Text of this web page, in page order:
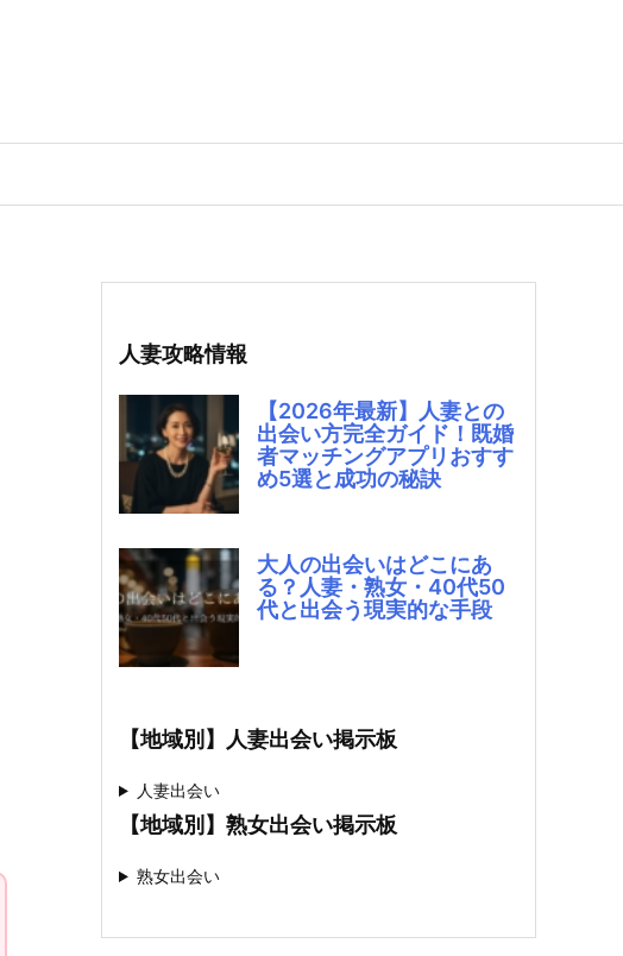
人妻攻略情報
【2026年最新】人妻との
出会い方完全ガイド！既婚
者マッチングアプリおすす
め5選と成功の秘訣
大人の出会いはどこにあ
る？人妻・熟女・40代50
代と出会う現実的な手段
【地域別】人妻出会い掲示板
人妻出会い
【地域別】熟女出会い掲示板
熟女出会い